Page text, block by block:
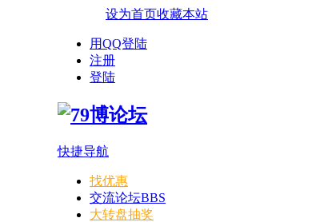
设为首页收藏本站
用QQ登陆
注册
登陆
快捷导航
找优惠
交流论坛BBS
大转盘抽奖